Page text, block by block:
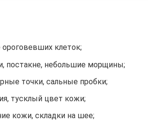
клеток;
постакне, небольшие морщины;
точки, сальные пробки;
тусклый цвет кожи;
кожи, складки на шее;